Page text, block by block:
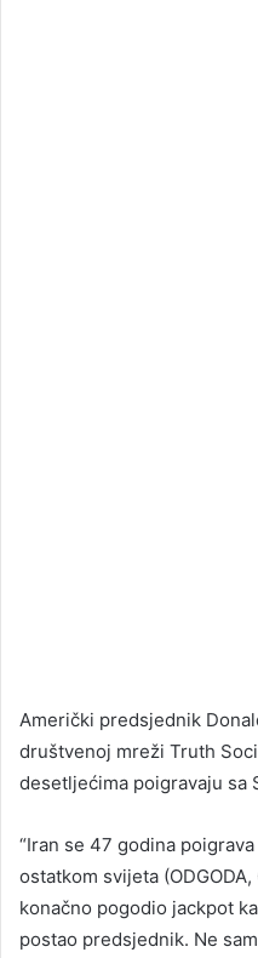
Američki predsjednik
društvenoj mreži Truth
desetljećima poigravaju sa
“Iran se 47 godina
ostatkom svijeta (ODGODA,
konačno pogodio jackpot
postao predsjednik. Ne